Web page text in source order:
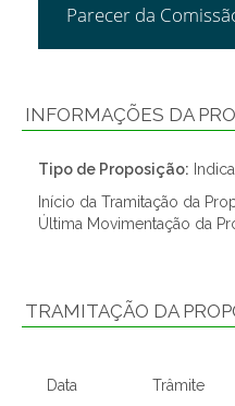
Parecer da
INFORMAÇÕES DA
Tipo de Proposição:
Início da Tramitação da
Última Movimentação da
TRAMITAÇÃO DA
Data Trâmite